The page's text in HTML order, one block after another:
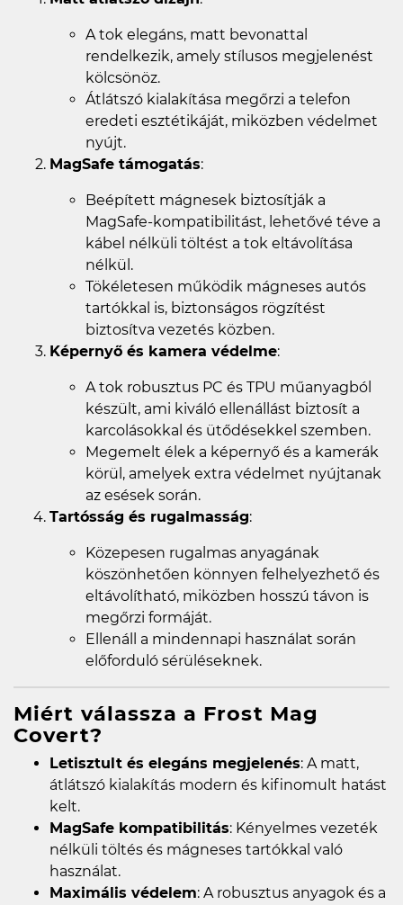
A tok elegáns, matt bevonattal
rendelkezik, amely stílusos megjelenést
kölcsönöz.
Átlátszó kialakítása megőrzi a telefon
eredeti esztétikáját, miközben védelmet
nyújt.
MagSafe támogatás:
Beépített mágnesek biztosítják a
MagSafe-kompatibilitást, lehetővé téve a
kábel nélküli töltést a tok eltávolítása
nélkül.
Tökéletesen működik mágneses autós
tartókkal is, biztonságos rögzítést
biztosítva vezetés közben.
Képernyő és kamera védelme:
A tok robusztus PC és TPU műanyagból
készült, ami kiváló ellenállást biztosít a
karcolásokkal és ütődésekkel szemben.
Megemelt élek a képernyő és a kamerák
körül, amelyek extra védelmet nyújtanak
az esések során.
Tartósság és rugalmasság:
Közepesen rugalmas anyagának
köszönhetően könnyen felhelyezhető és
eltávolítható, miközben hosszú távon is
megőrzi formáját.
Ellenáll a mindennapi használat során
előforduló sérüléseknek.
Miért válassza a Frost Mag
Covert?
Letisztult és elegáns megjelenés: A matt,
átlátszó kialakítás modern és kifinomult hatást
kelt.
MagSafe kompatibilitás: Kényelmes vezeték
nélküli töltés és mágneses tartókkal való
használat.
Maximális védelem: A robusztus anyagok és a